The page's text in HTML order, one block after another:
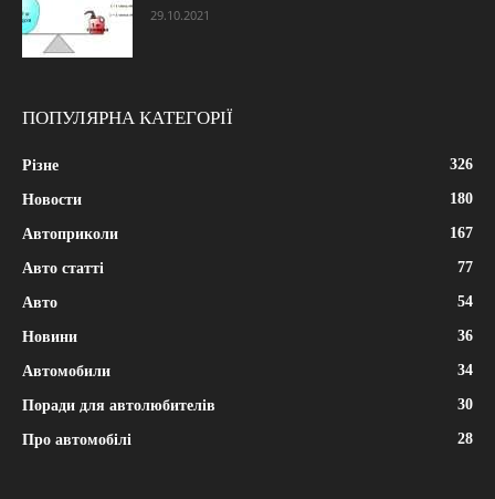
29.10.2021
ПОПУЛЯРНА КАТЕГОРІЇ
Різне 326
Новости 180
Автоприколи 167
Авто статті 77
Авто 54
Новини 36
Автомобили 34
Поради для автолюбителів 30
Про автомобілі 28